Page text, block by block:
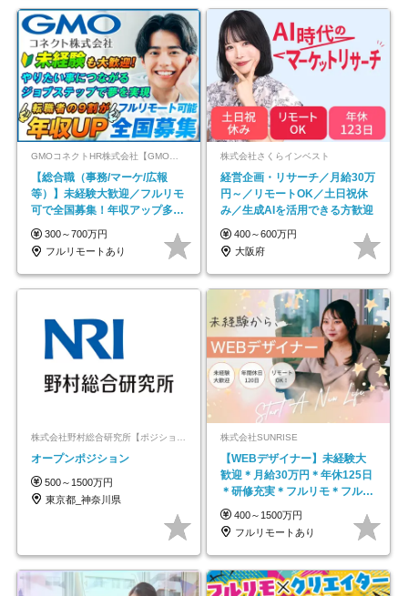
GMOコネクトHR株式会社【GMOインターネットグループ】
【総合職（事務/マーケ/広報
等）】未経験大歓迎／フルリモ
可で全国募集！年収アップ多数
★年休最大130日★
300～700万円
フルリモートあり
株式会社さくらインベスト
経営企画・リサーチ／月給30万
円～／リモートOK／土日祝休
み／生成AIを活用できる方歓迎
400～600万円
大阪府
オープンポジション
500～1500万円
東京都_神奈川県
株式会社SUNRISE
【WEBデザイナー】未経験大
歓迎＊月給30万円＊年休125日
＊研修充実＊フルリモ＊フルフ
レックス＊
400～1500万円
フルリモートあり